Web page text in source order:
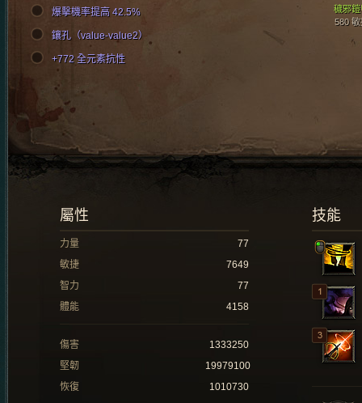
穢邪鎧
580 敏
爆擊機率提高 42.5%
鑲孔（value-value2）
+772 全元素抗性
技能
屬性
力量
77
敏捷
7649
智力
77
體能
4158
傷害
1333250
堅韌
19979100
恢復
1010730